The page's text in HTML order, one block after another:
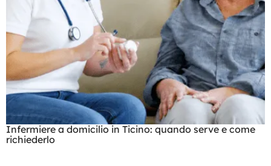
Infermiere a domicilio in Ticino: quando serve e come
richiederlo